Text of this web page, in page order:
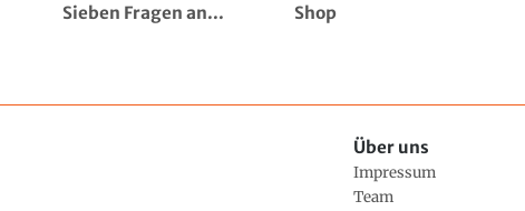
Sieben Fragen an... Shop
Über uns
Impressum
Team